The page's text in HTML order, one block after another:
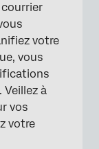
votre
vous
à
vos
votre